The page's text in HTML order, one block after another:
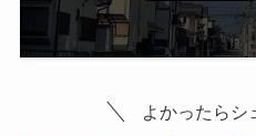
よかったらシ